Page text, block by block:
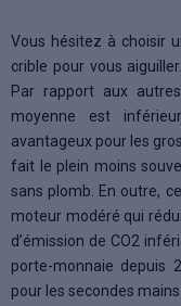
Vous hésitez à choisir
crible pour vous
Par rapport aux
moyenne est
avantageux pour les
fait le plein moins
sans plomb. En outre,
moteur modéré qui
d’émission de CO2
porte-monnaie depuis
pour les secondes